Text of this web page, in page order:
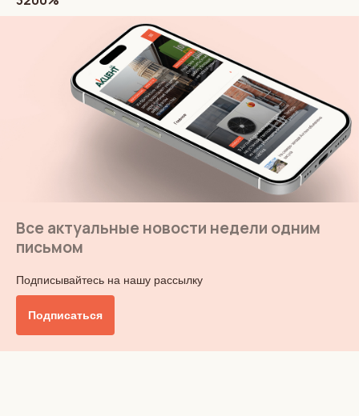
Все актуальные новости недели одним
письмом
Подписывайтесь на нашу рассылку
Подписаться